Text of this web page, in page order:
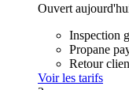
Ouvert
Inspection
Propane
Retour
Voir les tarifs